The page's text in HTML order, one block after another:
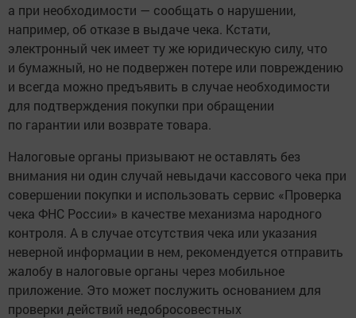
а при необходимости — сообщать о нарушении,
например, об отказе в выдаче чека. Кстати,
электронный чек имеет ту же юридическую силу, что
и бумажный, но не подвержен потере или повреждению
и всегда можно предъявить в случае необходимости
для подтверждения покупки при обращении
по гарантии или возврате товара.
Налоговые органы призывают не оставлять без
внимания ни один случай невыдачи кассового чека при
совершении покупки и использовать сервис «Проверка
чека ФНС России» в качестве механизма народного
контроля. А в случае отсутствия чека или указания
неверной информации в нем, рекомендуется отправить
жалобу в налоговые органы через мобильное
приложение. Это может послужить основанием для
проверки действий недобросовестных